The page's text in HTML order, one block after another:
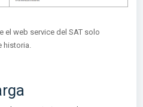
el web service del SAT solo
historia.